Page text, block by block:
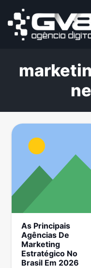
As Principais
Agências De
Marketing
Estratégico No
Brasil Em 2026